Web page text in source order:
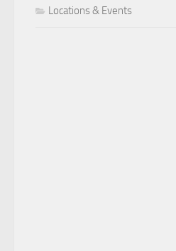
Locations & Events